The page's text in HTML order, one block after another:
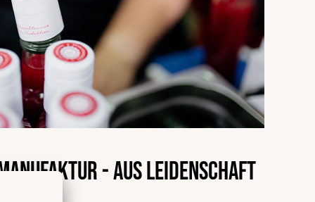
- Aus Leidenschaft